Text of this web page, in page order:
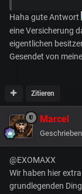
Haha gute Antwort
eine Versicherung
eigentlichen
Gesendet von
Zitieren
Marcel
Geschrieben
@EXOMAXX
Wir haben hier
grundlegenden